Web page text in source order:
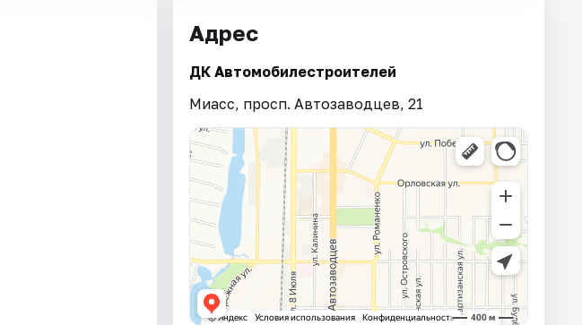
Адрес
ДК Автомобилестроителей
Миасс, просп. Автозаводцев, 21